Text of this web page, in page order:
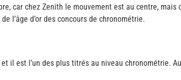
car chez Zenith le mouvement est au centre, mais
l’âge d’or des concours de chronométrie.
il est l’un des plus titrés au niveau chronométrie.